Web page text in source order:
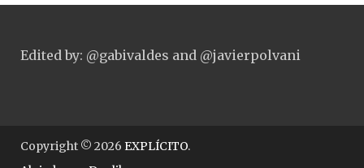
Edited by: @gabivaldes and @javierpolvani
Copyright © 2026 EXPLÍCITO.